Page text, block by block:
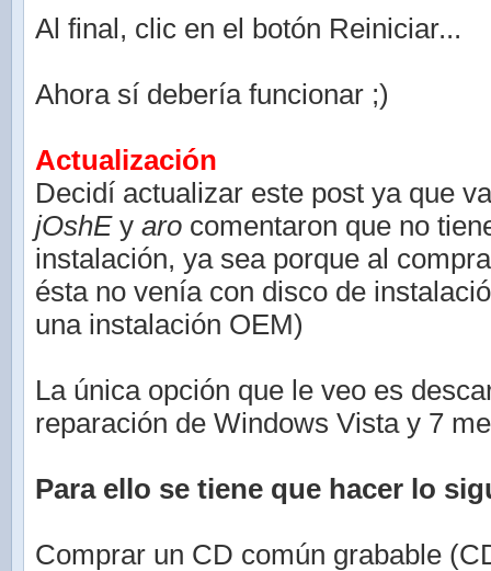
Al final, clic en el botón Reiniciar...
Ahora sí debería funcionar ;)
Actualización
Decidí actualizar este post ya que
jOshEy aro comentaron que no
instalación, ya sea porque al
ésta no venía con disco de
una instalación OEM)
La única opción que le veo es
reparación de Windows Vista y 7
Para ello se tiene que hacer lo
Comprar un CD común grabable